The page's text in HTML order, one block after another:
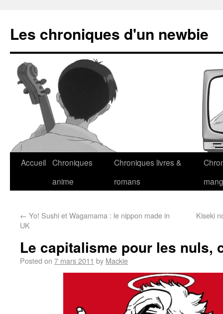
Les chroniques d'un newbie
Accueil Chroniques
anime
Chroniques livres &
romans
← Yo! Sushi et Wagamama : le nippon made in
UK
Kiseki
Le capitalisme pour les nuls,
Posted on 7 mars 2011 by Mackie